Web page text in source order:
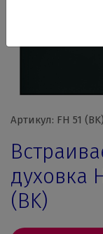
Артикул: FH 51
духовка
(BK)